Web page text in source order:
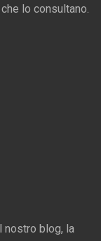
lo consultano.
nostro blog, la